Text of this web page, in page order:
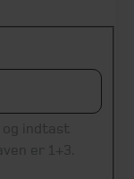
og indtast
er 1+3.